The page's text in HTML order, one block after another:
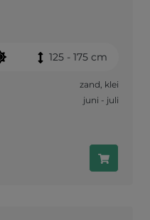
125 - 175 cm
zand, klei
juni - juli